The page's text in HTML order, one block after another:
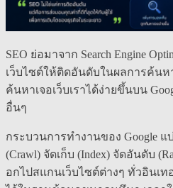
SEO ย่อมาจาก Search Engine
เว็บไซต์ให้ติดอันดับในผลการค้น
ค้นหาเจอเว็บเราได้ง่ายขึ้นบน
อื่นๆ
กระบวนการทำงานของ Google
(Crawl) จัดเก็บ (Index) จัดอันดับ
อกไปสแกนเว็บไซต์ต่างๆ ทั่วอินเ